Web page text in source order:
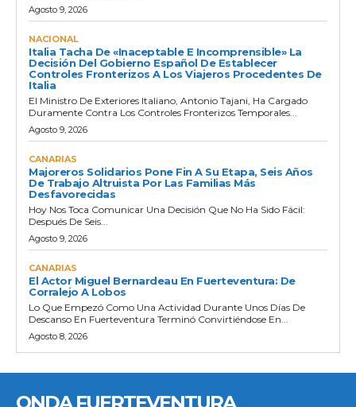
Agosto 9, 2026
NACIONAL
Italia Tacha De «inaceptable E Incomprensible» La
Decisión Del Gobierno Español De Establecer
Controles Fronterizos A Los Viajeros Procedentes De
Italia
El Ministro De Exteriores Italiano, Antonio Tajani, Ha Cargado
Duramente Contra Los Controles Fronterizos Temporales...
Agosto 9, 2026
CANARIAS
Majoreros Solidarios Pone Fin A Su Etapa, Seis Años
De Trabajo Altruista Por Las Familias Más
Desfavorecidas
Hoy Nos Toca Comunicar Una Decisión Que No Ha Sido Fácil:
Después De Seis...
Agosto 9, 2026
CANARIAS
El Actor Miguel Bernardeau En Fuerteventura: De
Corralejo A Lobos
Lo Que Empezó Como Una Actividad Durante Unos Días De
Descanso En Fuerteventura Terminó Convirtiéndose En...
Agosto 8, 2026